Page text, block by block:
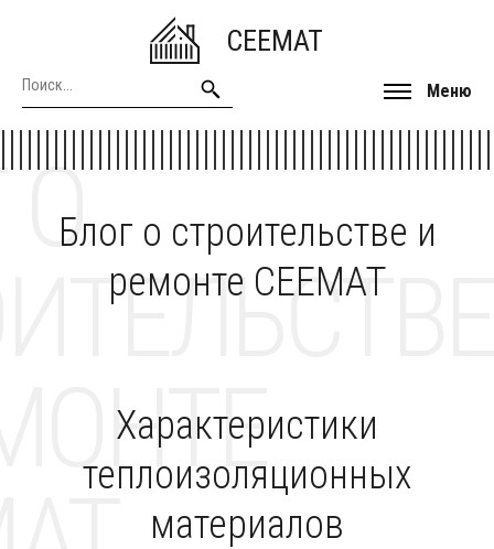
CEEMAT
Меню
Блог о строительстве и
ремонте CEEMAT
О
Характеристики
теплоизоляционных
материалов